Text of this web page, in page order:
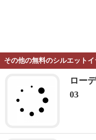
その他の無料のシルエットイ
ロー
03